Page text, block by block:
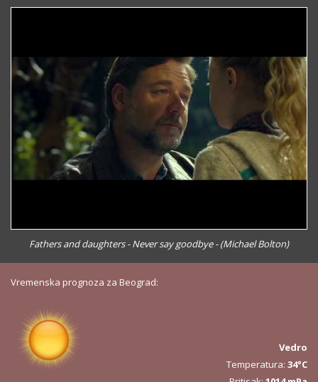
Fathers and daughters - Never say goodbye - (Michael Bolton)
Vremenska prognoza za Beograd:
Vedro
Temperatura: 34°C